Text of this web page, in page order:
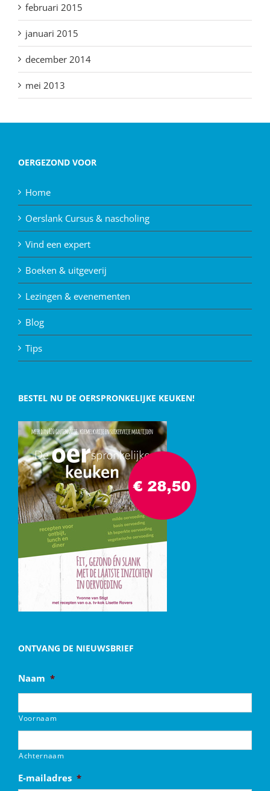
februari 2015
januari 2015
december 2014
mei 2013
OERGEZOND VOOR
Home
Oerslank Cursus & nascholing
Vind een expert
Boeken & uitgeverij
Lezingen & evenementen
Blog
Tips
BESTEL NU DE OERSPRONKELIJKE KEUKEN!
ONTVANG DE NIEUWSBRIEF
Naam *
Voornaam
Achternaam
E-mailadres *